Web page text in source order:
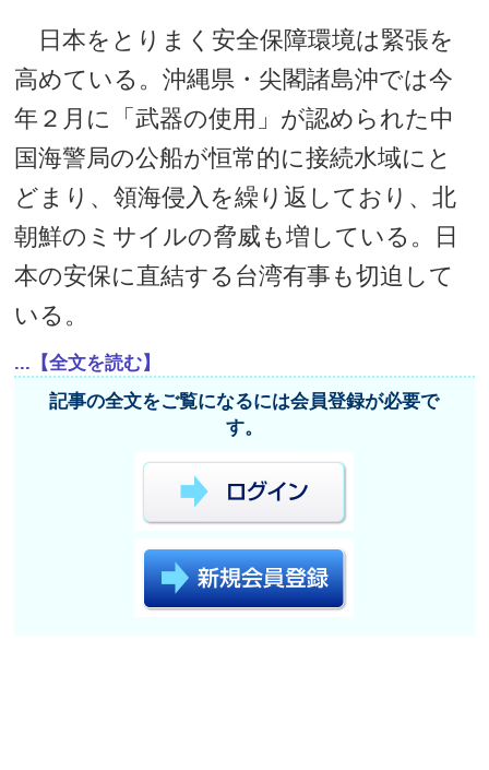
日本をとりまく安全保障環境は緊張を
高めている。沖縄県・尖閣諸島沖では今
年２月に「武器の使用」が認められた中
国海警局の公船が恒常的に接続水域にと
どまり、領海侵入を繰り返しており、北
朝鮮のミサイルの脅威も増している。日
本の安保に直結する台湾有事も切迫して
いる。
...【全文を読む】
記事の全文をご覧になるには会員登録が必要で
す。